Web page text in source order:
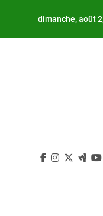
dimanche, août